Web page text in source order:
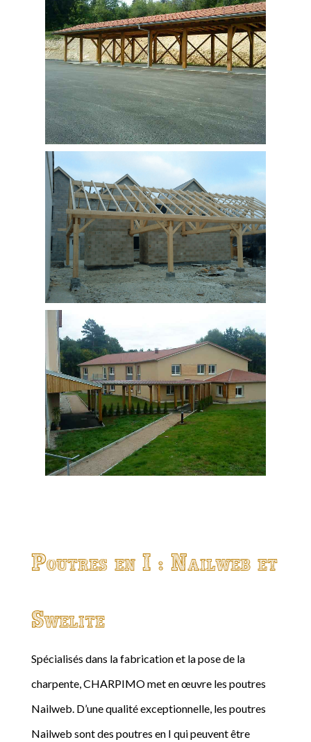
Poutres en I : Nailweb et
Swelite
Spécialisés dans la fabrication et la pose de la
charpente, CHARPIMO met en œuvre les poutres
Nailweb. D’une qualité exceptionnelle, les poutres
Nailweb sont des poutres en I qui peuvent être